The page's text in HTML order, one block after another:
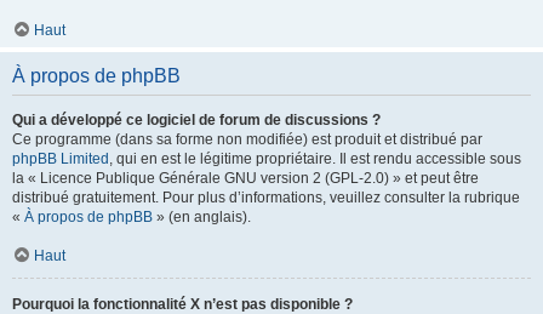
Haut
À propos de phpBB
Qui a développé ce logiciel de forum de discussions ?
Ce programme (dans sa forme non modifiée) est produit et distribué par
phpBB Limited , qui en est le légitime propriétaire. Il est rendu accessible sous
la « Licence Publique Générale GNU version 2 (GPL-2.0) » et peut être
distribué gratuitement. Pour plus d’informations, veuillez consulter la rubrique
« À propos de phpBB » (en anglais).
Haut
Pourquoi la fonctionnalité X n’est pas disponible ?